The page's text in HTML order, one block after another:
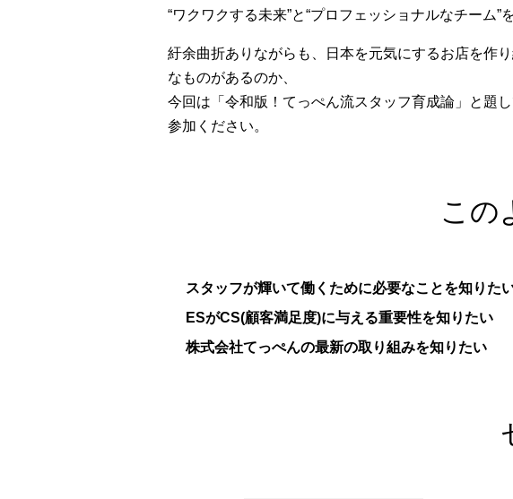
“ワクワクする未来”と“プロフェッショナルなチーム
紆余曲折ありながらも、日本を元気にするお店を作
なものがあるのか、
今回は「令和版！てっぺん流スタッフ育成論」と題
参加ください。
この
スタッフが輝いて働くために必要なことを知りた
ESがCS(顧客満足度)に与える重要性を知りたい
株式会社てっぺんの最新の取り組みを知りたい